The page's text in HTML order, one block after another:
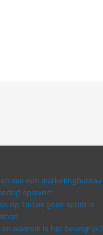
aan een marketingbureau
oplevert
op TikTok geen sprint is
waarom is het belangrijk?